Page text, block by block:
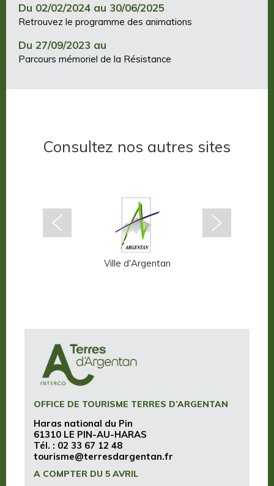
Du 02/02/2024 au 30/06/2025
Retrouvez le programme des animations
Du 27/09/2023 au
Parcours mémoriel de la Résistance
Consultez nos autres sites
Ville d'Argentan
OFFICE DE TOURISME TERRES D’ARGENTAN
Haras national du Pin
61310 LE PIN-AU-HARAS
Tél. : 02 33 67 12 48
tourisme@terresdargentan.fr
A COMPTER DU 5 AVRIL